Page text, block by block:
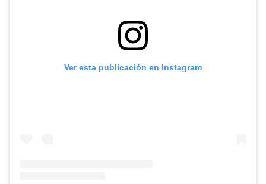
Ver esta publicación en Instagram